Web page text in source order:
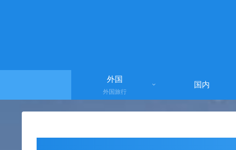
外国
外国旅行
国内